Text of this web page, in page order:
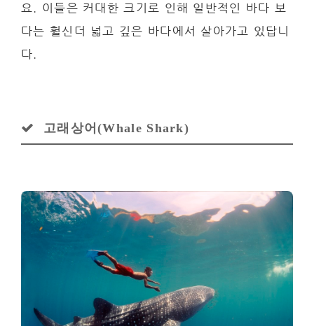
요. 이들은 커대한 크기로 인해 일반적인 바다 보
다는 훨신더 넓고 깊은 바다에서 살아가고 있답니
다.
고래상어(Whale Shark)